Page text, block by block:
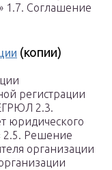
1.7. Соглашение
(копии)
регистрации
2.3.
юридического
2.5. Решение
организации